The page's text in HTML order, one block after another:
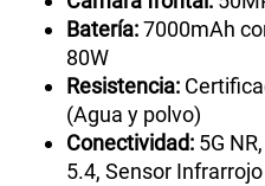
Batería:7000mAh
80W
Resistencia:
(Agua y polvo)
Conectividad: 5G
5.4, Sensor Infrarrojo